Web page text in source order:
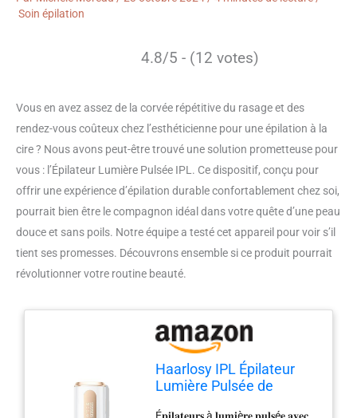
Soin épilation
4.8/5 - (12 votes)
Vous en avez assez de la corvée répétitive du rasage et des
rendez-vous coûteux chez l’esthéticienne pour une épilation à la
cire ? Nous avons peut-être trouvé une solution prometteuse pour
vous : l’Épilateur Lumière Pulsée IPL. Ce dispositif, conçu pour
offrir une expérience d’épilation durable confortablement chez soi,
pourrait bien être le compagnon idéal dans votre quête d’une peau
douce et sans poils. Notre équipe a testé cet appareil pour voir s’il
tient ses promesses. Découvrons ensemble si ce produit pourrait
révolutionner votre routine beauté.
Haarlosy IPL Épilateur
Lumière Pulsée de